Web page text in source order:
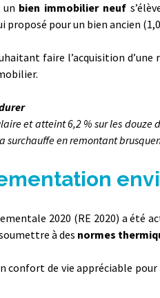
bien immobilier neuf
pour un bien ancien
faire l’acquisition d’une
et atteint 6,2 % sur les douze
en remontant
2020 (RE 2020) a été
à des normes
confort de vie appréciable pour